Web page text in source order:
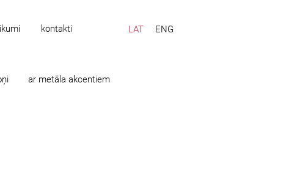
kontakti LAT ENG
ar metāla akcentiem